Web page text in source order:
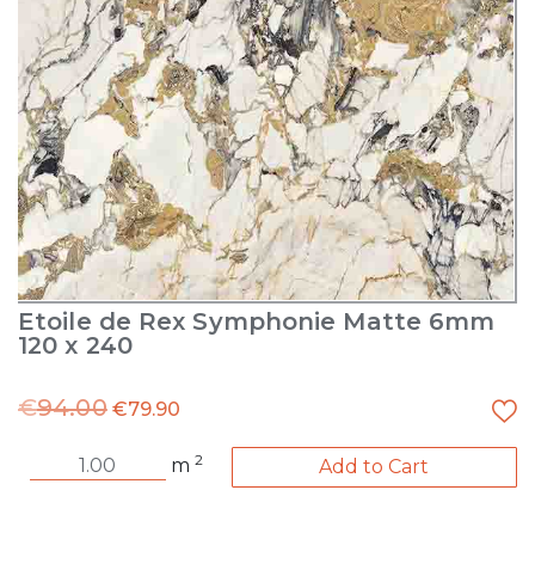
Etoile de Rex Symphonie Matte 6mm
120 x 240
€94.00 €79.90
m2 Add to Cart